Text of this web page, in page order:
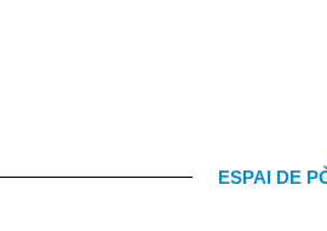
ESPAI DE